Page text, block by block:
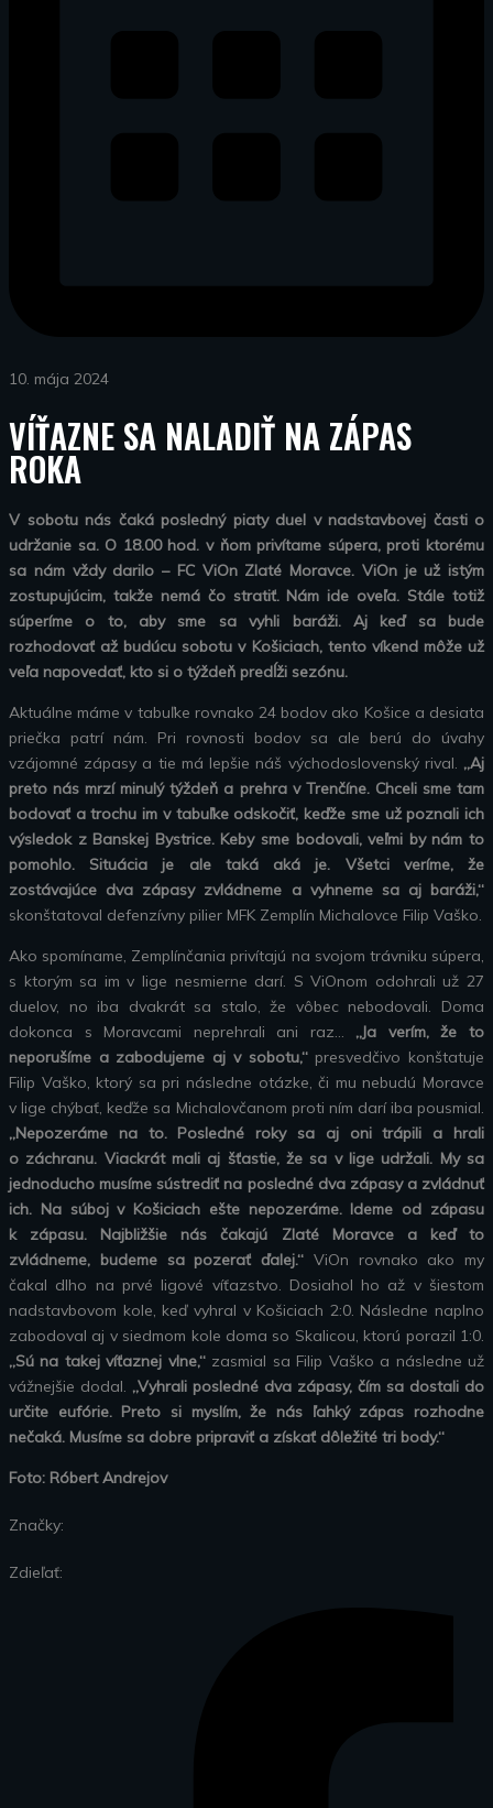
10. mája 2024
VÍŤAZNE SA NALADIŤ NA ZÁPAS
ROKA
V sobotu nás čaká posledný piaty duel v nadstavbovej časti o
udržanie sa. O 18.00 hod. v ňom privítame súpera, proti ktorému
sa nám vždy darilo – FC ViOn Zlaté Moravce. ViOn je už istým
zostupujúcim, takže nemá čo stratiť. Nám ide oveľa. Stále totiž
súperíme o to, aby sme sa vyhli baráži. Aj keď sa bude
rozhodovať až budúcu sobotu v Košiciach, tento víkend môže už
veľa napovedať, kto si o týždeň predĺži sezónu.
Aktuálne máme v tabuľke rovnako 24 bodov ako Košice a desiata
priečka patrí nám. Pri rovnosti bodov sa ale berú do úvahy
vzájomné zápasy a tie má lepšie náš východoslovenský rival. „Aj
preto nás mrzí minulý týždeň a prehra v Trenčíne. Chceli sme tam
bodovať a trochu im v tabuľke odskočiť, keďže sme už poznali ich
výsledok z Banskej Bystrice. Keby sme bodovali, veľmi by nám to
pomohlo. Situácia je ale taká aká je. Všetci veríme, že
zostávajúce dva zápasy zvládneme a vyhneme sa aj baráži,“
skonštatoval defenzívny pilier MFK Zemplín Michalovce Filip Vaško.
Ako spomíname, Zemplínčania privítajú na svojom trávniku súpera,
s ktorým sa im v lige nesmierne darí. S ViOnom odohrali už 27
duelov, no iba dvakrát sa stalo, že vôbec nebodovali. Doma
dokonca s Moravcami neprehrali ani raz… „Ja verím, že to
neporušíme a zabodujeme aj v sobotu,“presvedčivo konštatuje
Filip Vaško, ktorý sa pri následne otázke, či mu nebudú Moravce
v lige chýbať, keďže sa Michalovčanom proti ním darí iba pousmial.
„Nepozeráme na to. Posledné roky sa aj oni trápili a hrali
o záchranu. Viackrát mali aj šťastie, že sa v lige udržali. My sa
jednoducho musíme sústrediť na posledné dva zápasy a zvládnuť
ich. Na súboj v Košiciach ešte nepozeráme. Ideme od zápasu
k zápasu. Najbližšie nás čakajú Zlaté Moravce a keď to
zvládneme, budeme sa pozerať ďalej.“ ViOn rovnako ako my
čakal dlho na prvé ligové víťazstvo. Dosiahol ho až v šiestom
nadstavbovom kole, keď vyhral v Košiciach 2:0. Následne naplno
zabodoval aj v siedmom kole doma so Skalicou, ktorú porazil 1:0.
„Sú na takej víťaznej vlne,“zasmial sa Filip Vaško a následne už
vážnejšie dodal. „Vyhrali posledné dva zápasy, čím sa dostali do
určite eufórie. Preto si myslím, že nás ľahký zápas rozhodne
nečaká. Musíme sa dobre pripraviť a získať dôležité tri body.“
Foto: Róbert Andrejov
Značky:
Zdieľať: